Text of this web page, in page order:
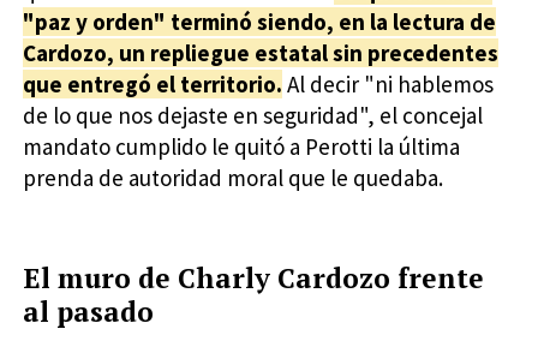
"paz y orden" terminó siendo, en la lectura de
Cardozo, un repliegue estatal sin precedentes
que entregó el territorio. Al decir "ni hablemos
de lo que nos dejaste en seguridad", el concejal
mandato cumplido le quitó a Perotti la última
prenda de autoridad moral que le quedaba.
El muro de Charly Cardozo frente
al pasado